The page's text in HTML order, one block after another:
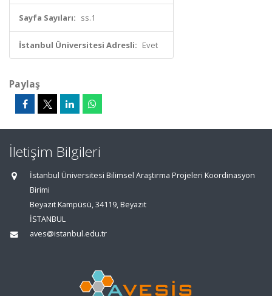
Sayfa Sayıları: ss.1
İstanbul Üniversitesi Adresli: Evet
Paylaş
İletişim Bilgileri
İstanbul Üniversitesi Bilimsel Araştırma Projeleri Koordinasyon
Birimi
Beyazıt Kampüsü, 34119, Beyazıt
İSTANBUL
aves@istanbul.edu.tr